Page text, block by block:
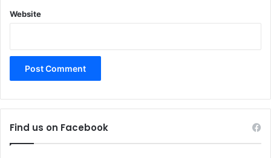
Website
Find us on Facebook